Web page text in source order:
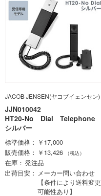
JACOB JENSEN(ヤコブイェンセン)
JJN010042
HT20-No Dial Telephone
シルバー
標準価格
￥17,000
販売価格
￥13,426 （税込）
在庫
発注品
出荷目安
メーカー問い合わせ
【条件により送料変更
可能性あり】